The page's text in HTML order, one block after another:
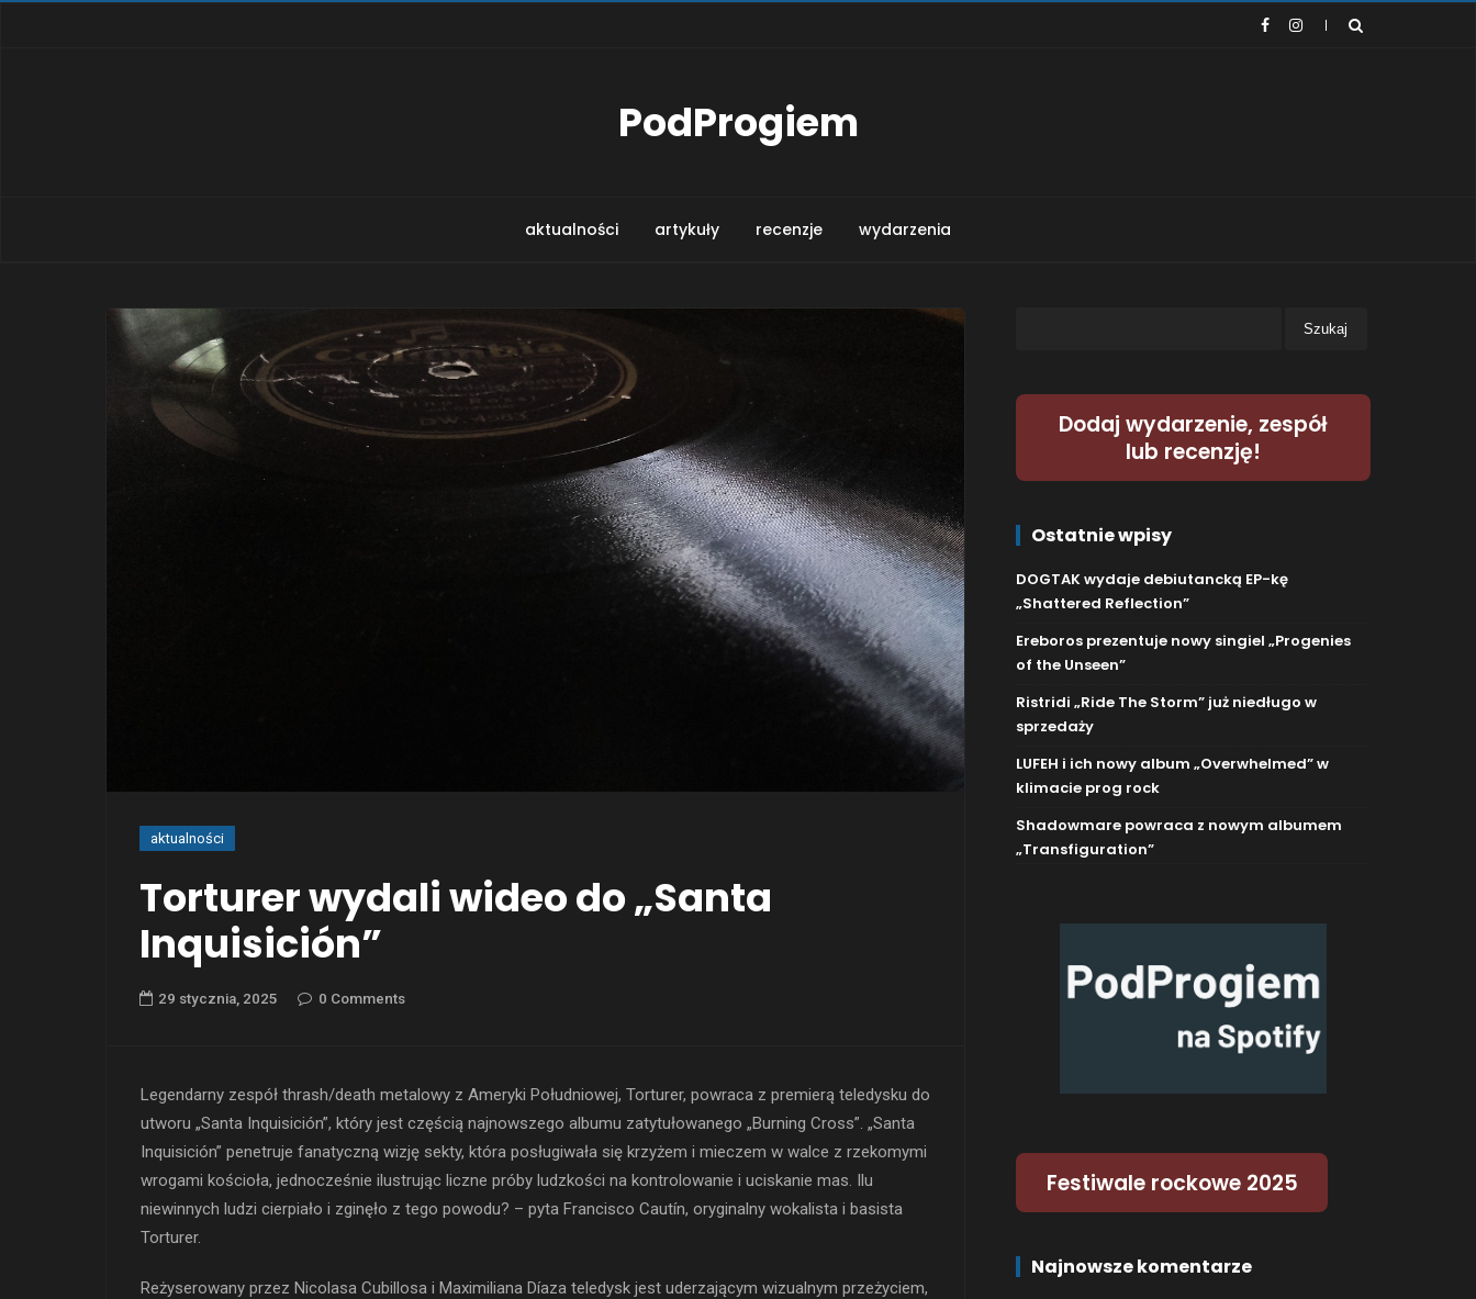
PodProgiem
aktualności artykuły recenzje wydarzenia
aktualności
Torturer wydali wideo do „Santa
Inquisición”
29 stycznia, 2025 0 Comments
Legendarny zespół thrash/death metalowy z Ameryki Południowej, Torturer, powraca z premierą teledysku do
utworu „Santa Inquisición”, który jest częścią najnowszego albumu zatytułowanego „Burning Cross”. „Santa
Inquisición” penetruje fanatyczną wizję sekty, która posługiwała się krzyżem i mieczem w walce z rzekomymi
wrogami kościoła, jednocześnie ilustrując liczne próby ludzkości na kontrolowanie i uciskanie mas. Ilu
niewinnych ludzi cierpiało i zginęło z tego powodu? – pyta Francisco Cautín, oryginalny wokalista i basista
Torturer.
Reżyserowany przez Nicolasa Cubillosa i Maximiliana Díaza teledysk jest uderzającym wizualnym przeżyciem,
Dodaj wydarzenie, zespół
lub recenzję!
Ostatnie wpisy
DOGTAK wydaje debiutancką EP-kę
„Shattered Reflection”
Ereboros prezentuje nowy singiel „Progenies
of the Unseen”
Ristridi „Ride The Storm” już niedługo w
sprzedaży
LUFEH i ich nowy album „Overwhelmed” w
klimacie prog rock
Shadowmare powraca z nowym albumem
„Transfiguration”
Festiwale rockowe 2025
Najnowsze komentarze